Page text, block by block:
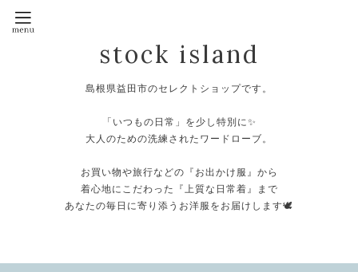
stock island
島根県益田市のセレクトショップです。
「いつもの日常」を少し特別に✨
大人のための洗練されたワードローブ。
お買い物や旅行などの『お出かけ服』から
着心地にこだわった『上質な日常着』まで
あなたの毎日に寄り添うお洋服をお届けします🕊️